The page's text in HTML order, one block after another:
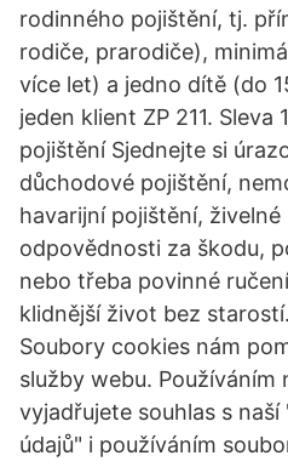
rodinného pojištění, tj.
rodiče, prarodiče),
více let) a jedno dítě (do
jeden klient ZP 211. Sleva
pojištění Sjednejte si
důchodové pojištění,
havarijní pojištění,
odpovědnosti za škodu,
nebo třeba povinné
klidnější život bez
Soubory cookies nám
služby webu. Používáním
vyjadřujete souhlas s
údajů" i používáním